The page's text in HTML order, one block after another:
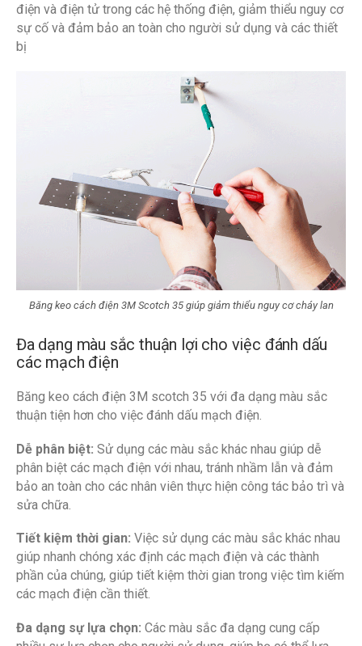
điện và điện tử trong các hệ thống điện, giảm thiểu nguy cơ
sự cố và đảm bảo an toàn cho người sử dụng và các thiết
bị
Băng keo cách điện 3M Scotch 35 giúp giảm thiểu nguy cơ cháy lan
Đa dạng màu sắc thuận lợi cho việc đánh dấu
các mạch điện
Băng keo cách điện 3M scotch 35 với đa dạng màu sắc
thuận tiện hơn cho việc đánh dấu mạch điện.
Dễ phân biệt: Sử dụng các màu sắc khác nhau giúp dễ
phân biệt các mạch điện với nhau, tránh nhầm lẫn và đảm
bảo an toàn cho các nhân viên thực hiện công tác bảo trì và
sửa chữa.
Tiết kiệm thời gian: Việc sử dụng các màu sắc khác nhau
giúp nhanh chóng xác định các mạch điện và các thành
phần của chúng, giúp tiết kiệm thời gian trong việc tìm kiếm
các mạch điện cần thiết.
Đa dạng sự lựa chọn: Các màu sắc đa dạng cung cấp